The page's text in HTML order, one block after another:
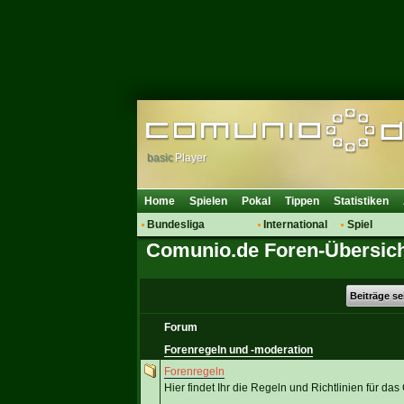
basic Player
Home Spielen Pokal Tippen Statistiken
Bundesliga
Hot News
Vereinsdiskussion
Vereinsfragen
International
Vereine
Spiel
Regeln &
Comunio.de Foren-
Beiträge
Forum
Forenregeln und -moderation
Forenregeln
Hier findet Ihr die Regeln und Richtlinien für das